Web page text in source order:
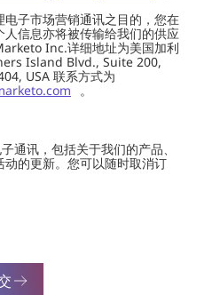
电子市场营销通讯之目的，您在
人信息亦将被传输给我们的供应
Inc.详细地址为美国加利
Island Blvd., Suite 200,
USA 联系方式为
。
通讯，包括关于我们的产品、
动的更新。您可以随时取消订